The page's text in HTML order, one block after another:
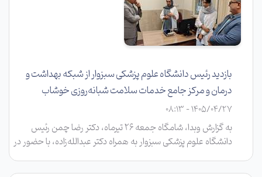
بازدید رئیس دانشگاه علوم پزشکی سبزوار از شبکه بهداشت و
درمان و مرکز جامع خدمات سلامت شبانه‌روزی خوشاب
1405/04/27 - 08:13
به گزارش وبدا، شامگاه جمعه ۲۶ تیرماه، دکتر رضا چمن رئیس
دانشگاه علوم پزشکی سبزوار به همراه دکتر عبدالله‌زاده، با حضور در
این مجموعه، از بخش‌های مختلف مرکز جامع خدمات سلامت